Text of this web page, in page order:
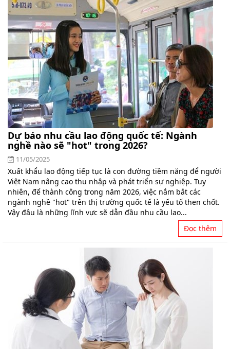
Dự báo nhu cầu lao động quốc tế: Ngành
nghề nào sẽ "hot" trong 2026?
11/05/2025
Xuất khẩu lao động tiếp tục là con đường tiềm năng để người
Việt Nam nâng cao thu nhập và phát triển sự nghiệp. Tuy
nhiên, để thành công trong năm 2026, việc nắm bắt các
ngành nghề "hot" trên thị trường quốc tế là yếu tố then chốt.
Vậy đâu là những lĩnh vực sẽ dẫn đầu nhu cầu lao...
Đọc thêm